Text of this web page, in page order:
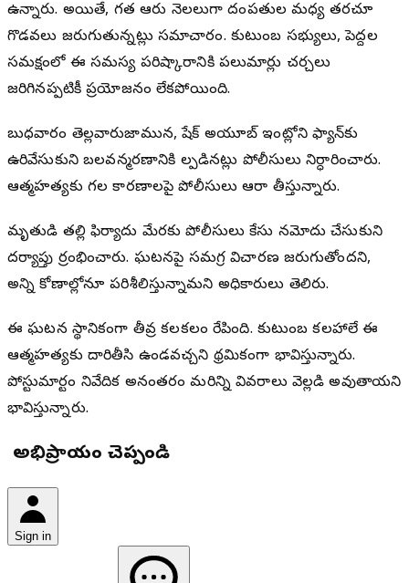
ఉన్నారు. అయితే, గత ఆరు నెలలుగా దంపతుల మధ్య తరచూ
గొడవలు జరుగుతున్నట్లు సమాచారం. కుటుంబ సభ్యులు, పెద్దల
సమక్షంలో ఈ సమస్య పరిష్కారానికి పలుమార్లు చర్చలు
జరిగినప్పటికీ ప్రయోజనం లేకపోయింది.
బుధవారం తెల్లవారుజామున, షేక్ అయూబ్ ఇంట్లోని ఫ్యాన్‌కు
ఉరివేసుకుని బలవన్మరణానికి పాల్పడినట్లు పోలీసులు నిర్ధారించారు.
ఆత్మహత్యకు గల కారణాలపై పోలీసులు ఆరా తీస్తున్నారు.
మృతుడి తల్లి ఫిర్యాదు మేరకు పోలీసులు కేసు నమోదు చేసుకుని
దర్యాప్తు ప్రారంభించారు. ఘటనపై సమగ్ర విచారణ జరుగుతోందని,
అన్ని కోణాల్లోనూ పరిశీలిస్తున్నామని అధికారులు తెలిపారు.
ఈ ఘటన స్థానికంగా తీవ్ర కలకలం రేపింది. కుటుంబ కలహాలే ఈ
ఆత్మహత్యకు దారితీసి ఉండవచ్చని ప్రాథమికంగా భావిస్తున్నారు.
పోస్టుమార్టం నివేదిక అనంతరం మరిన్ని వివరాలు వెల్లడి అవుతాయని
భావిస్తున్నారు.
మీ అభిప్రాయం చెప్పండి
Sign in